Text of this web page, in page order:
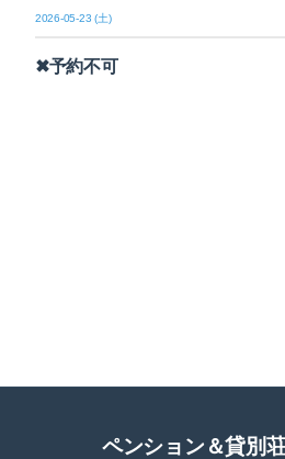
2026-05-23 (土)
✖予約不可
ペンション＆貸別